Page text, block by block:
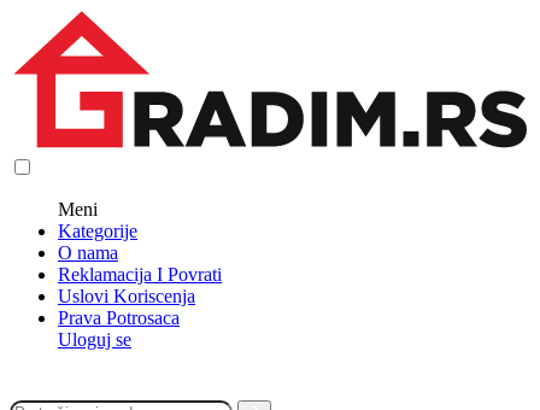
Meni
Kategorije
O nama
Reklamacija I Povrati
Uslovi Koriscenja
Prava Potrosaca
Uloguj se